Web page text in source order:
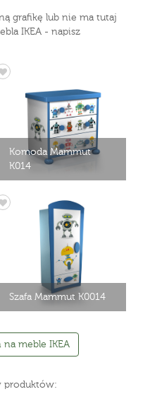
grafikę lub nie ma tutaj
IKEA - napisz
Komoda Mammut
K014
Szafa Mammut K0014
na meble IKEA
produktów: